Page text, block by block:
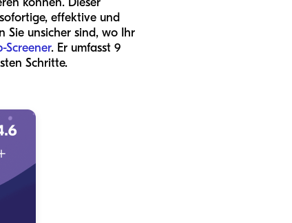
effektive und
Sie unsicher sind, wo Ihr
Screener. Er umfasst 9
Schritte.